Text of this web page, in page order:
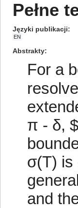
Pełne
Języki publikacji
EN
Abstrakty
For a
π - δ,
σ(T) is
and